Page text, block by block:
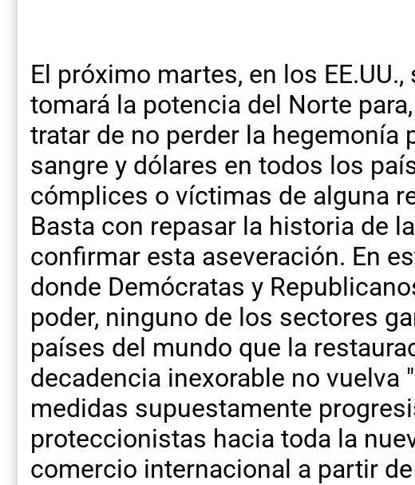
El próximo martes, en los
tomará la potencia del Norte
tratar de no perder la hegemonía
sangre y dólares en todos los
cómplices o víctimas de alguna
Basta con repasar la historia de
confirmar esta aseveración. En
donde Demócratas y
poder, ninguno de los sectores
países del mundo que la
decadencia inexorable no vuelva
medidas supuestamente
proteccionistas hacia toda la
comercio internacional a partir de